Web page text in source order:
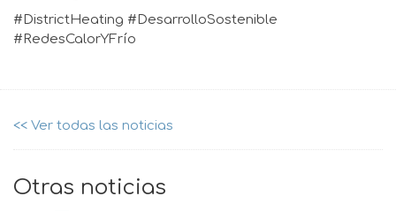
#DistrictHeating #DesarrolloSostenible
#RedesCalorYFrío
<< Ver todas las noticias
Otras noticias